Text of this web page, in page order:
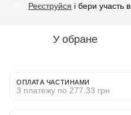
Реєструйся і бери участь в
У обране
ОПЛАТА ЧАСТИНАМИ
3 платежу по 277.33 грн